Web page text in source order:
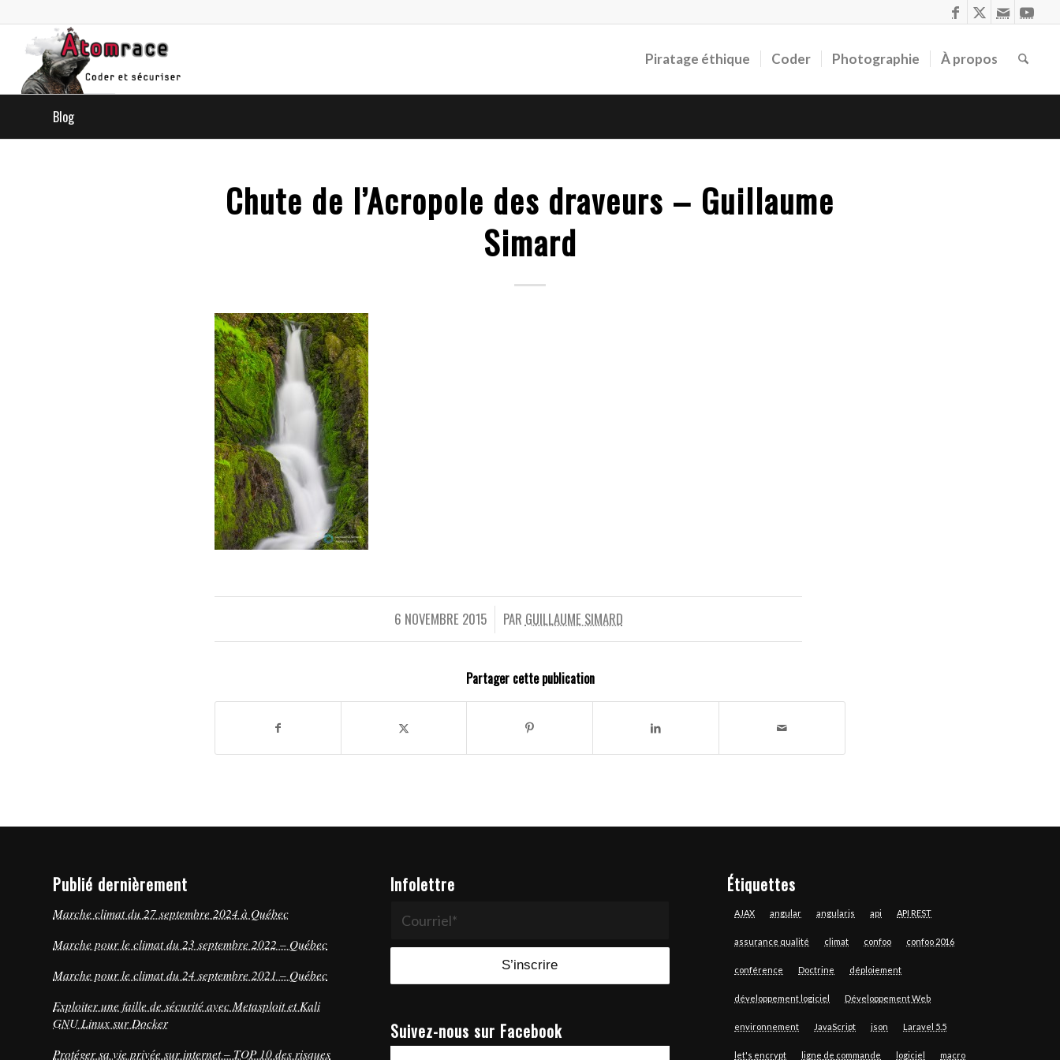
Piratage éthique Coder Photographie À propos
Blog
Chute de l’Acropole des draveurs – Guillaume
Simard
6 NOVEMBRE 2015
/ PAR GUILLAUME SIMARD
Partager cette publication
Publié dernièrement
Marche climat du 27 septembre 2024 à Québec
Marche pour le climat du 23 septembre 2022 – Québec
Marche pour le climat du 24 septembre 2021 – Québec
Exploiter une faille de sécurité avec Metasploit et Kali
GNU Linux sur Docker
Protéger sa vie privée sur internet – TOP 10 des risques
Infolettre
Suivez-nous sur Facebook
Étiquettes
AJAX angular angularjs api API REST
assurance qualité climat confoo confoo 2016
conférence Doctrine déploiement
développement logiciel Développement Web
environnement JavaScript json Laravel 5.5
let's encrypt ligne de commande logiciel macro